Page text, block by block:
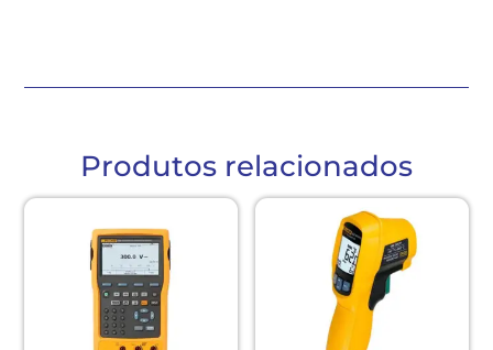
Produtos relacionados